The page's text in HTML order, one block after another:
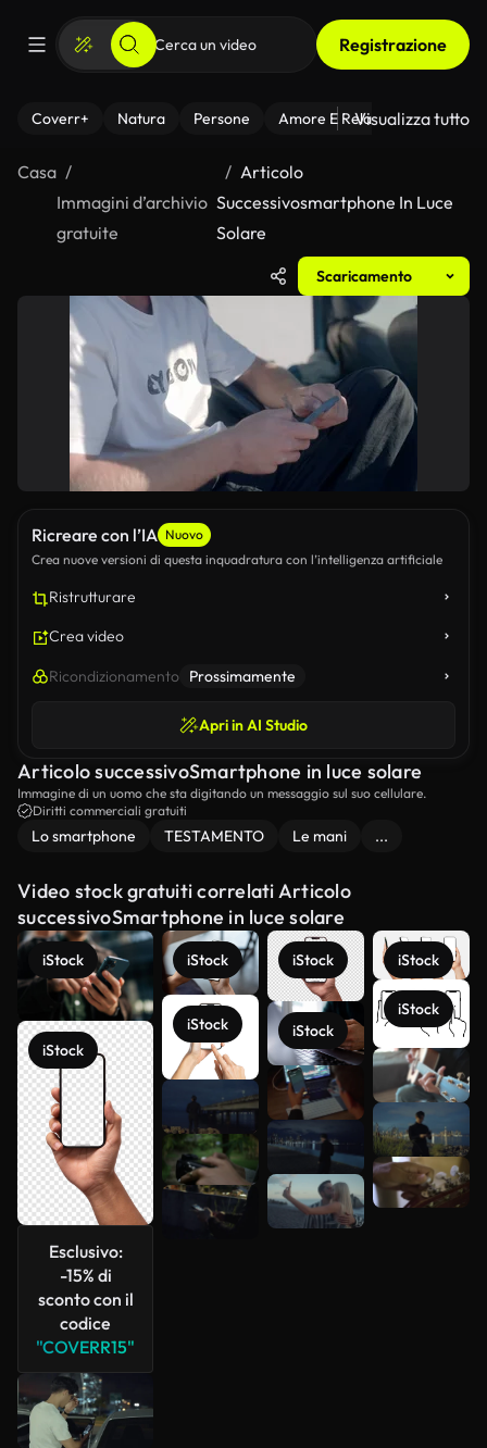
Registrazione
Coverr+ Natura Persone Amore E Relazioni Il
Visualizza tutto
Casa
Immagini d’archivio
gratuite
Articolo
Successivosmartphone In Luce
Solare
Scaricamento
Ricreare con l’IA Nuovo
Crea nuove versioni di questa inquadratura con l’intelligenza artificiale
Ristrutturare
Crea video
Ricondizionamento Prossimamente
Apri in AI Studio
Articolo successivoSmartphone in luce solare
Immagine di un uomo che sta digitando un messaggio sul suo cellulare.
Diritti commerciali gratuiti
Lo smartphone TESTAMENTO Le mani ...
Video stock gratuiti correlati Articolo
successivoSmartphone in luce solare
iStock
iStock
Esclusivo:
-15% di
sconto con il
codice
"COVERR15"
iStock
iStock
iStock
iStock
iStock
iStock
Scopri di
più